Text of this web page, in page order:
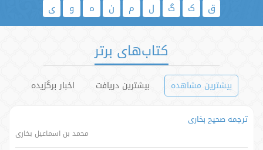
ق
ک گ ل م ن ه و ی
کتاب‌های برتر
بیشترین مشاهده بیشترین دریافت اخبار برگزیده
ترجمه صحیح بخاری
محمد بن اسماعیل بخاری